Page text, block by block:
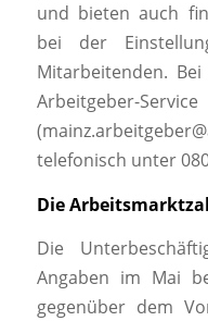
und bieten auch
bei der
Mitarbeitenden.
telefonisch unter
Die
Die
Angaben im Mai
gegenüber dem